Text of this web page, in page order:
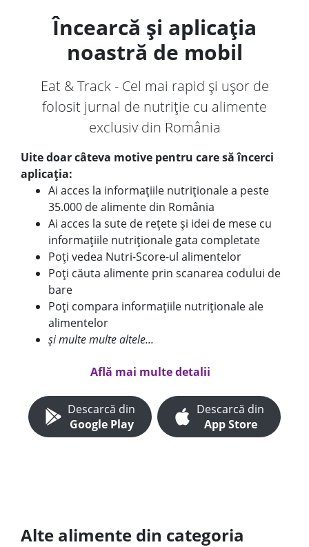
Încearcă și aplicația
noastră de mobil
Eat & Track - Cel mai rapid și ușor de
folosit jurnal de nutriție cu alimente
exclusiv din România
Uite doar câteva motive pentru care să încerci
aplicația:
Ai acces la informațiile nutriționale a peste
35.000 de alimente din România
Ai acces la sute de rețete și idei de mese cu
informațiile nutriționale gata completate
Poți vedea Nutri-Score-ul alimentelor
Poți căuta alimente prin scanarea codului de
bare
Poți compara informațiile nutriționale ale
alimentelor
și multe multe altele...
Află mai multe detalii
Descarcă din
Google Play
Descarcă din
App Store
Alte alimente din categoria